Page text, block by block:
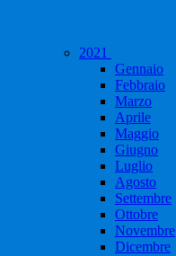
2021
Gennaio
Febbraio
Marzo
Aprile
Maggio
Giugno
Luglio
Agosto
Settembre
Ottobre
Novembre
Dicembre